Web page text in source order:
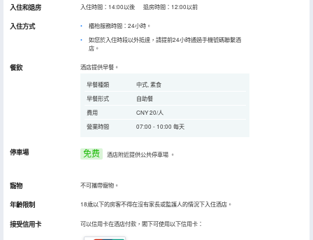
入住和退房 入住時間：14:00以後 退房時間：12:00以前
入住方式
櫃枱服務時間：24小時。
如您於入住時段以外抵達，請提前24小時通過手機號碼聯繫酒
店。
餐飲 酒店提供早餐。
早餐種類
中式, 素食
早餐形式
自助餐
費用
CNY 20/人
營業時間
07:00 - 10:00 每天
停車場 免费 酒店附近提供公共停車場 。
寵物 不可攜帶寵物。
年齡限制 18歲以下的房客不得在沒有家長或監護人的情況下入住酒店。
接受信用卡 可以信用卡在酒店付款，閣下可使用以下信用卡：